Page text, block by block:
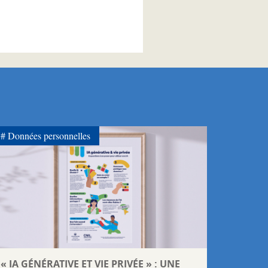
« IA GÉNÉRATIVE ET VIE PRIVÉE » : UNE
Données personnelles